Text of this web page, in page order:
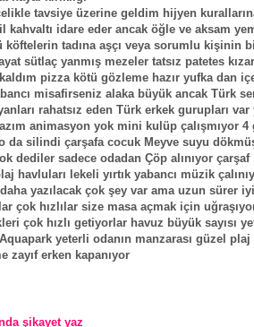
tavsiye üzerine geldim hijyen
kahvaltı idare eder ancak öğle ve aksam
köftelerin tadına aşçı veya sorumlu kişinin
sütlaç yanmış mezeler tatsız patetes
pizza kötü gözleme hazır yufka dan
misafirseniz alaka büyük ancak Türk
rahatsız eden Türk erkek gurupları
animasyon yok mini kulüp çalışmıyor 4
da silindi çarşafa cocuk Meyve suyu
dediler sadece odadan Çöp alınıyor çarşaf
havluları lekeli yırtık yabancı müzik
yazılacak çok şey var ama uzun sürer
çok hızlılar size masa açmak için
çok hızlı getiyorlar havuz büyük sayısı
yeterli odanın manzarası güzel
zayıf erken kapanıyor
şikayet yaz